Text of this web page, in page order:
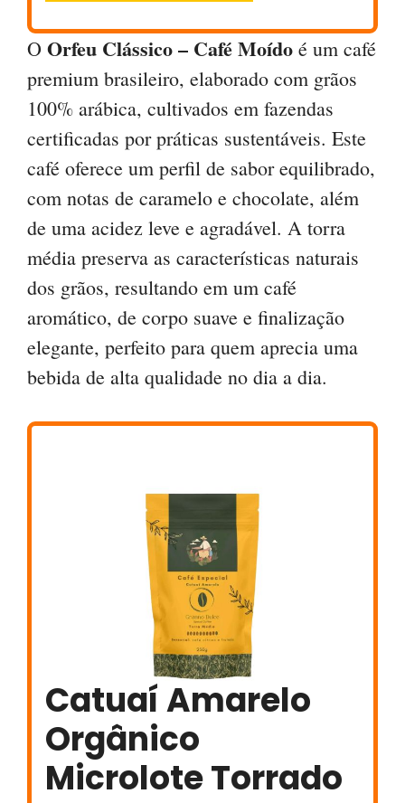
O Orfeu Clássico – Café Moído é um café
premium brasileiro, elaborado com grãos
100% arábica, cultivados em fazendas
certificadas por práticas sustentáveis. Este
café oferece um perfil de sabor equilibrado,
com notas de caramelo e chocolate, além
de uma acidez leve e agradável. A torra
média preserva as características naturais
dos grãos, resultando em um café
aromático, de corpo suave e finalização
elegante, perfeito para quem aprecia uma
bebida de alta qualidade no dia a dia.
Catuaí Amarelo
Orgânico
Microlote Torrado